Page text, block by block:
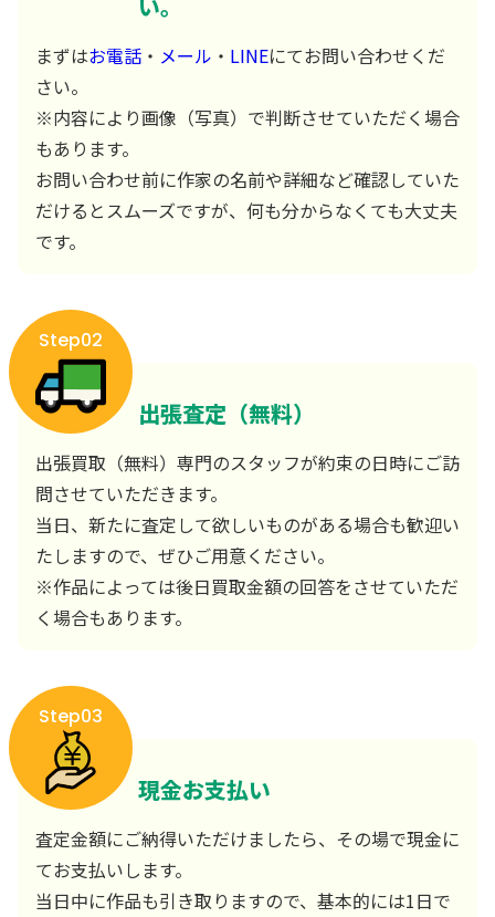
まずはお電話 ・ メール ・ LINEにてお問い合わせくだ
さい。
※内容により画像（写真）で判断させていただく場合
もあります。
お問い合わせ前に作家の名前や詳細など確認していた
だけるとスムーズですが、何も分からなくても大丈夫
です。
Step02
出張査定（無料）
出張買取（無料）専門のスタッフが約束の日時にご訪
問させていただきます。
当日、新たに査定して欲しいものがある場合も歓迎い
たしますので、ぜひご用意ください。
※作品によっては後日買取金額の回答をさせていただ
く場合もあります。
Step03
現金お支払い
査定金額にご納得いただけましたら、その場で現金に
てお支払いします。
当日中に作品も引き取りますので、基本的には1日で